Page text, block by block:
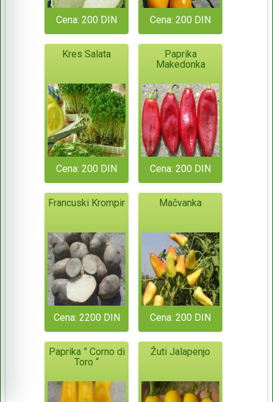
Cena: 200 DIN Cena: 200 DIN
Kres Salata
Cena: 200 DIN
Paprika
Makedonka
Cena: 200 DIN
Francuski Krompir
Cena: 2200 DIN
Mačvanka
Cena: 200 DIN
Paprika ” Corno di
Toro “
Žuti Jalapenjo